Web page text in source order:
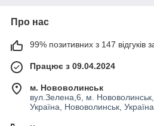
Про нас
99% позитивних з 147 відгуків
Працює з 09.04.2024
м. Нововолинськ
вул.Зелена,6, м.
Україна, Нововолинськ, Україна